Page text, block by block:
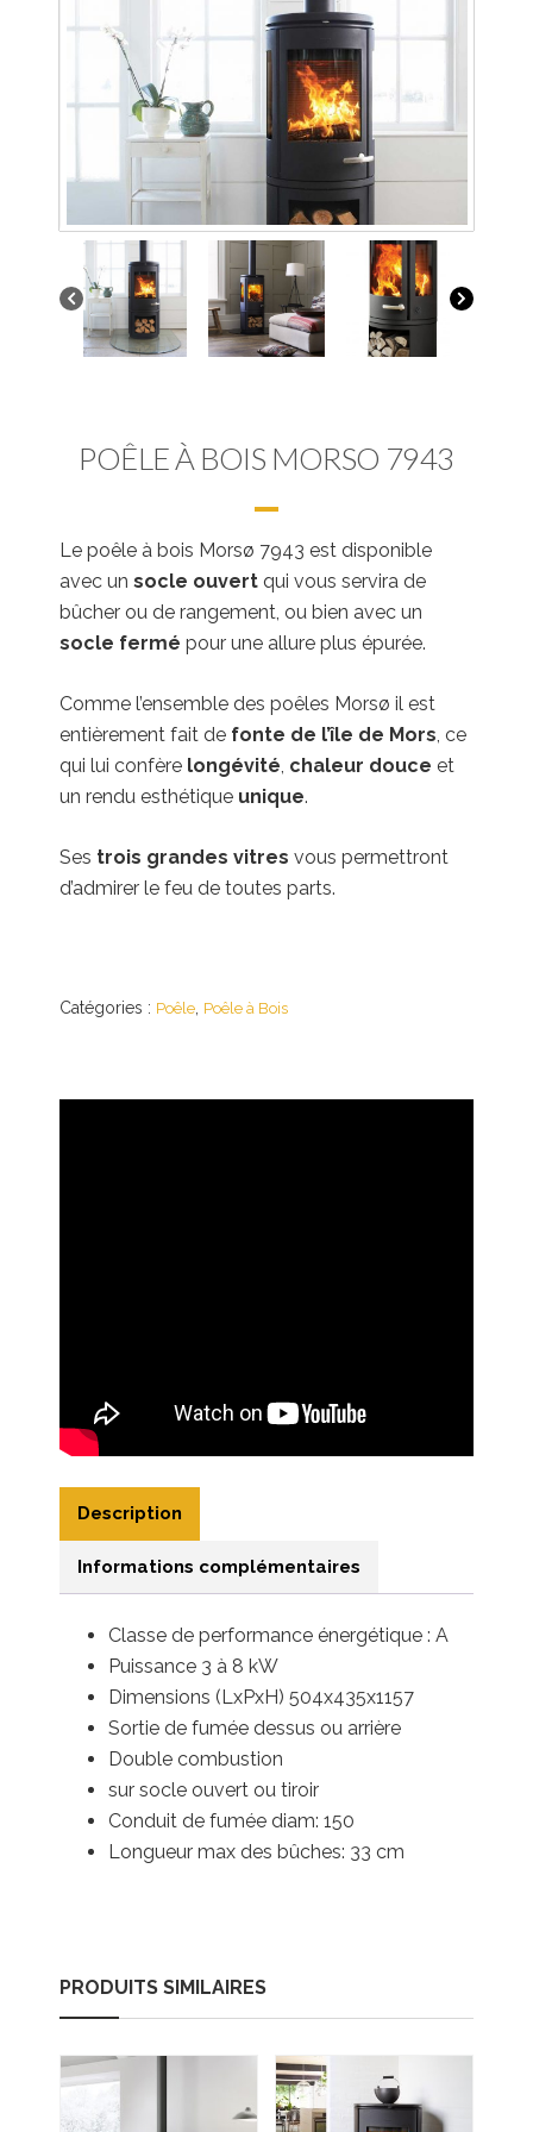
POÊLE À BOIS MORSO 7943
Le poêle à bois Morsø 7943 est disponible
avec un socle ouvert qui vous servira de
bûcher ou de rangement, ou bien avec un
socle fermé pour une allure plus épurée.
Comme l’ensemble des poêles Morsø il est
entièrement fait de fonte de l’île de Mors, ce
qui lui confère longévité, chaleur douce et
un rendu esthétique unique.
Ses trois grandes vitres vous permettront
d’admirer le feu de toutes parts.
Catégories : Poêle, Poêle à Bois
Description
Informations complémentaires
Classe de performance énergétique : A
Puissance 3 à 8 kW
Dimensions (LxPxH) 504x435x1157
Sortie de fumée dessus ou arrière
Double combustion
sur socle ouvert ou tiroir
Conduit de fumée diam: 150
Longueur max des bûches: 33 cm
PRODUITS SIMILAIRES